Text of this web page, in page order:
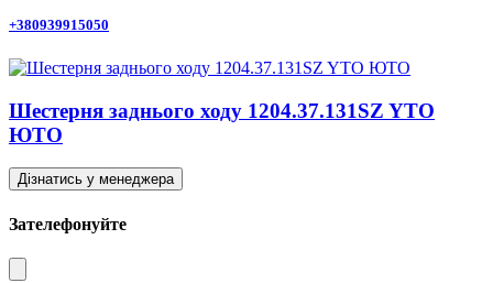
+380939915050
Шестерня заднього ходу 1204.37.131SZ YTO
ЮТО
Дізнатись у менеджера
Зателефонуйте